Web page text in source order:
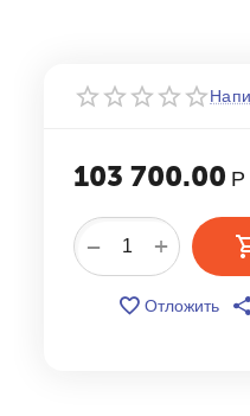
103 700.00 Р
+
−
Отложить